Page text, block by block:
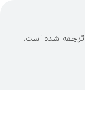
ترجمه شده است.